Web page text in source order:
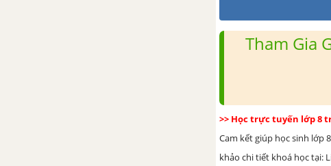
Tham Gia
>> Học trực tuyến lớp 8
Cam kết giúp học sinh lớp
khảo chi tiết khoá học tại: